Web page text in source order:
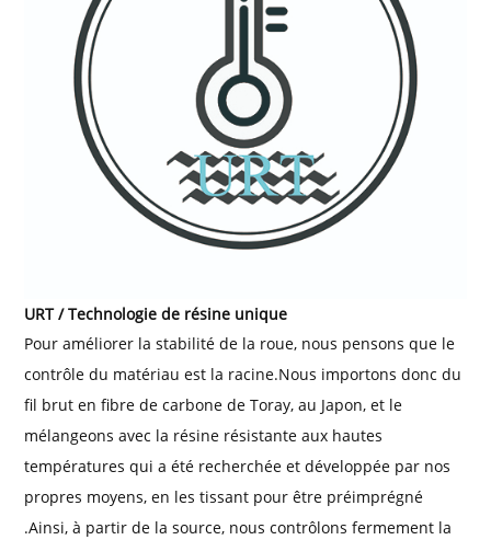
URT / Technologie de résine unique
Pour améliorer la stabilité de la roue, nous pensons que le
contrôle du matériau est la racine.Nous importons donc du
fil brut en fibre de carbone de Toray, au Japon, et le
mélangeons avec la résine résistante aux hautes
températures qui a été recherchée et développée par nos
propres moyens, en les tissant pour être préimprégné
.Ainsi, à partir de la source, nous contrôlons fermement la